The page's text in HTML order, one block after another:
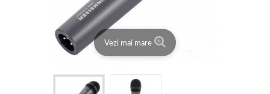
Vezi mai mare